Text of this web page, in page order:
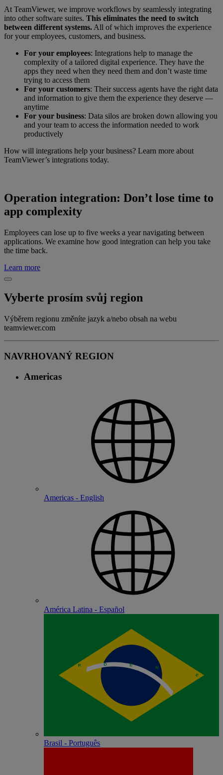
At TeamViewer, we improve workflows by seamlessly integrating
into other software suites. This eliminates the need to switch
between different systems.All of which improves the experience
for your employees, customers, and business.
For your employees: Integrations help to manage the
complexity of a tailored digital experience. They have the
apps they need when they need them and don’t waste time
trying to access them
For your customers: Their success agents have the right data
and information to give them the experience they deserve —
anytime
For your business: Data silos are broken down allowing you
and your team to access the information needed to work
productively
How will integrations help your business? Learn more about
TeamViewer’s integrations today.
Operation integration: Don’t lose time to
app complexity
Employees can lose up to five weeks a year navigating between
applications. We examine how good integration can help you take
the time back.
Learn more
Vyberte prosím svůj region
Výběrem regionu změníte jazyk a/nebo obsah na webu
teamviewer.com
NAVRHOVANÝ REGION
Americas
Americas - English
América Latina - Español
Brasil - Português